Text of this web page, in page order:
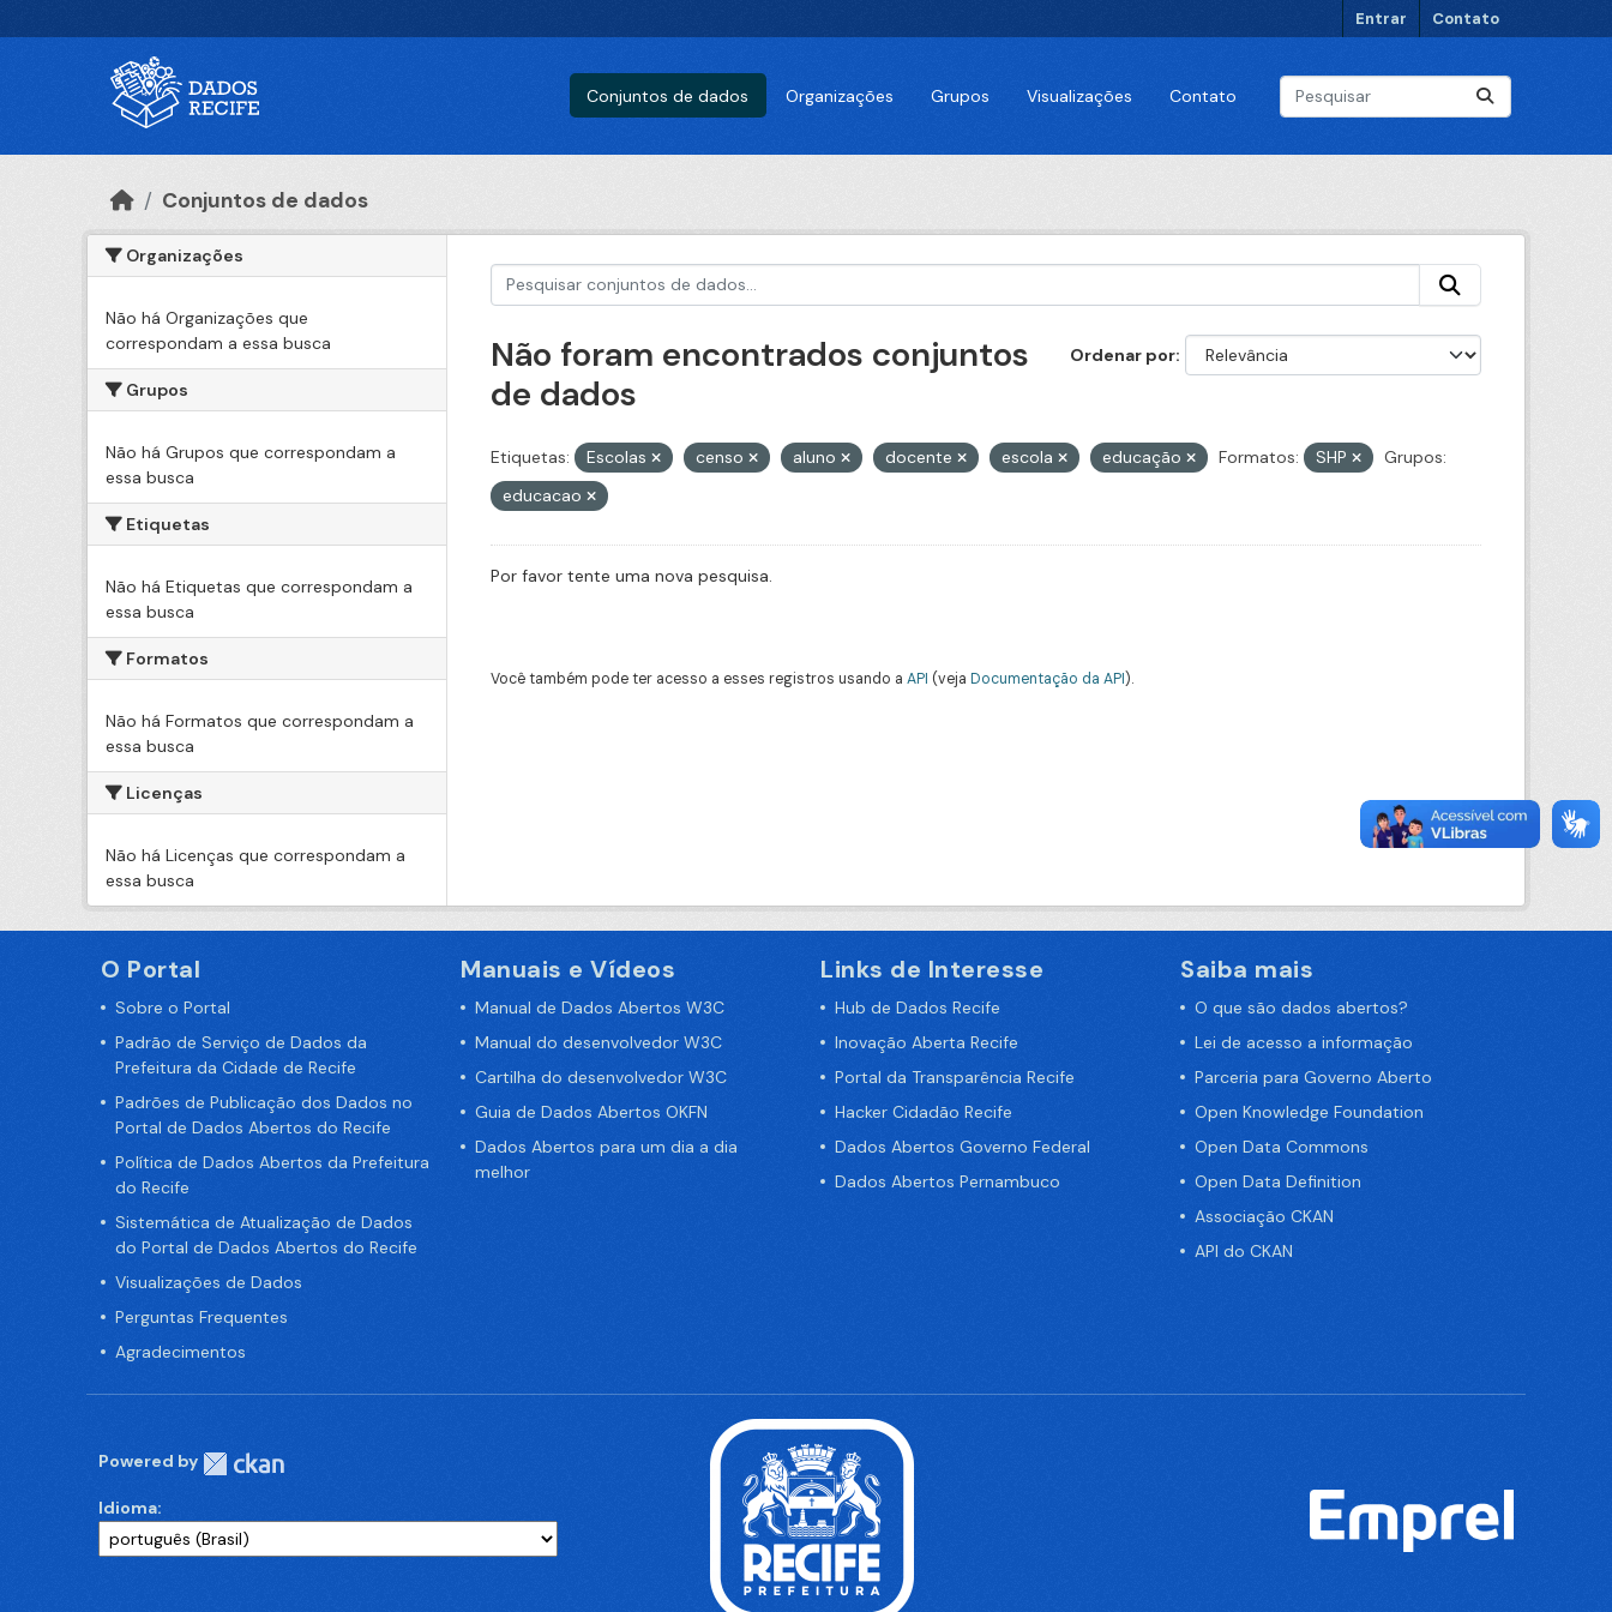
Entrar Contato
Conjuntos de dados Organizações Grupos Visualizações Contato
Conjuntos de dados
Organizações
Não há Organizações que
correspondam a essa busca
Grupos
Não há Grupos que correspondam a
essa busca
Etiquetas
Não há Etiquetas que correspondam a
essa busca
Formatos
Não há Formatos que correspondam a
essa busca
Licenças
Não há Licenças que correspondam a
essa busca
Ordenar por
Não foram encontrados conjuntos
de dados
Etiquetas: Escolas censo aluno docente escola educação Formatos: SHP
Grupos:
educacao
Por favor tente uma nova pesquisa.
Você também pode ter acesso a esses registros usando a API (veja Documentação da API).
O Portal
Sobre o Portal
Padrão de Serviço de Dados da
Prefeitura da Cidade de Recife
Padrões de Publicação dos Dados no
Portal de Dados Abertos do Recife
Política de Dados Abertos da Prefeitura
do Recife
Sistemática de Atualização de Dados
do Portal de Dados Abertos do Recife
Visualizações de Dados
Perguntas Frequentes
Agradecimentos
Manuais e Vídeos
Manual de Dados Abertos W3C
Manual do desenvolvedor W3C
Cartilha do desenvolvedor W3C
Guia de Dados Abertos OKFN
Dados Abertos para um dia a dia
melhor
Links de Interesse
Hub de Dados Recife
Inovação Aberta Recife
Portal da Transparência Recife
Hacker Cidadão Recife
Dados Abertos Governo Federal
Dados Abertos Pernambuco
Saiba mais
O que são dados abertos?
Lei de acesso a informação
Parceria para Governo Aberto
Open Knowledge Foundation
Open Data Commons
Open Data Definition
Associação CKAN
API do CKAN
Powered by
Idioma